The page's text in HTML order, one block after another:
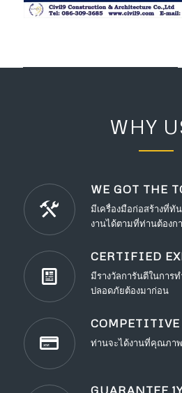
WHY
WE GOT THE
มีเครื่องมือก่อสร้างที่ทั
งานได้ตามที่ท่านต้องก
CERTIFIED
มีรางวัลการันตีในการ
ปลอดภัยต้องมาก่อน
ท่านจะได้งานที่คุณภา